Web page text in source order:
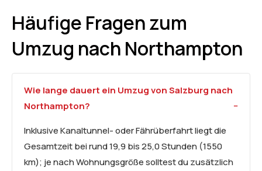
Häufige Fragen zum
Umzug nach Northampton
Wie lange dauert ein Umzug von Salzburg nach
Northampton?
Inklusive Kanaltunnel- oder Fährüberfahrt liegt die
Gesamtzeit bei rund 19,9 bis 25,0 Stunden (1550
km); je nach Wohnungsgröße solltest du zusätzlich